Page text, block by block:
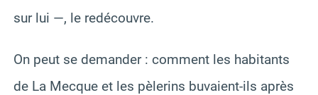
sur lui —, le redécouvre.
On peut se demander : comment les habitants
de La Mecque et les pèlerins buvaient-ils après